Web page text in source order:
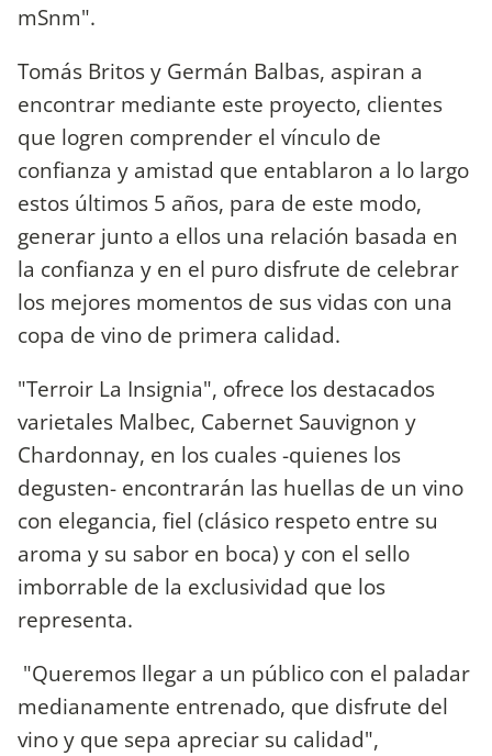
mSnm".
Tomás Britos y Germán Balbas, aspiran a
encontrar mediante este proyecto, clientes
que logren comprender el vínculo de
confianza y amistad que entablaron a lo largo
estos últimos 5 años, para de este modo,
generar junto a ellos una relación basada en
la confianza y en el puro disfrute de celebrar
los mejores momentos de sus vidas con una
copa de vino de primera calidad.
"Terroir La Insignia", ofrece los destacados
varietales Malbec, Cabernet Sauvignon y
Chardonnay, en los cuales -quienes los
degusten- encontrarán las huellas de un vino
con elegancia, fiel (clásico respeto entre su
aroma y su sabor en boca) y con el sello
imborrable de la exclusividad que los
representa.
"Queremos llegar a un público con el paladar
medianamente entrenado, que disfrute del
vino y que sepa apreciar su calidad",